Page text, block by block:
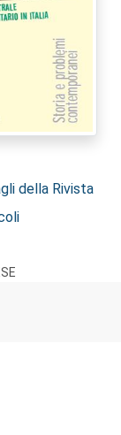
della Rivista